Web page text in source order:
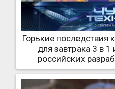
Горькие последствия
для завтрака 3 в
российских